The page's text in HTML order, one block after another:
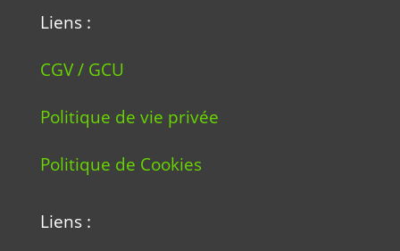
Liens :
CGV / GCU
Politique de vie privée
Politique de Cookies
Liens :